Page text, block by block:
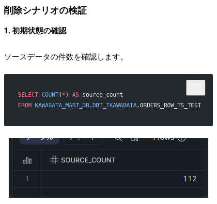
削除シナリオの検証
1. 初期状態の確認
ソースデータの件数を確認します。
SELECT COUNT( * ) AS source_count
FROM KAWABATA_MART_DB.DBT_TKAWABATA.ORDERS_ROW_TS_TEST